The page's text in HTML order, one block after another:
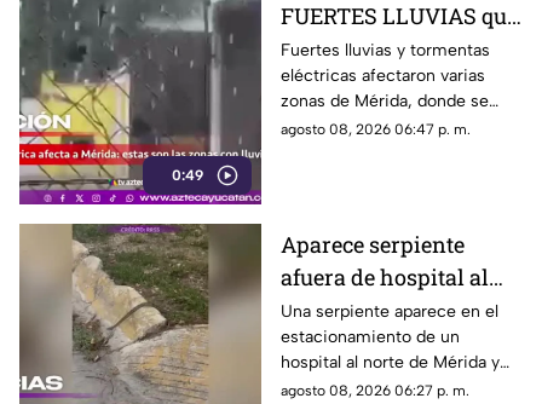
0:49
FUERTES LLUVIAS que
azotaron Mérida este
sábado 8 de agosto
Fuertes lluvias y tormentas
eléctricas afectaron varias
zonas de Mérida, donde se
reportan rayos, viento y
agosto 08, 2026 06:47 p. m.
Aparece serpiente
afuera de hospital al
norte de Mérida y
causa temor
Una serpiente aparece en el
estacionamiento de un
hospital al norte de Mérida y
cruza hacia la vía pública ante
agosto 08, 2026 06:27 p. m.